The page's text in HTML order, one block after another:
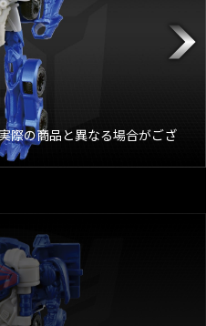
際の商品と異なる場合がござ